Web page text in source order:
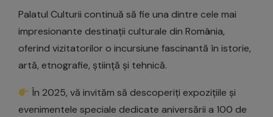
Palatul Culturii continuă să fie una dintre cele mai
impresionante destinații culturale din România,
oferind vizitatorilor o incursiune fascinantă în istorie,
artă, etnografie, știință și tehnică.
În 2025, vă invităm să descoperiți expozițiile și
evenimentele speciale dedicate aniversării a 100 de